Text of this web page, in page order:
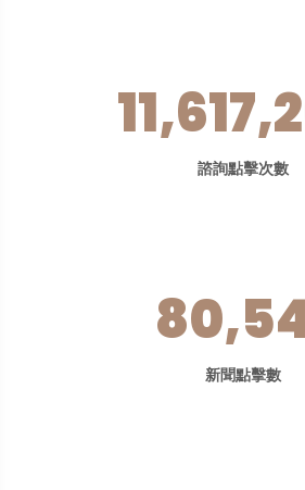
諮詢點擊次數
新聞點擊數